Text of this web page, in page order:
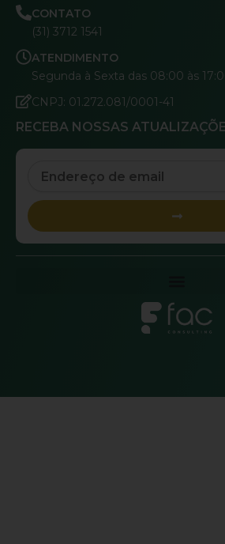
CONTATO
(31) 3712 1541
ATENDIMENTO
Segunda à Sexta das 08:00 às
CNPJ: 01.272.081/0001-41
RECEBA NOSSAS
Submit